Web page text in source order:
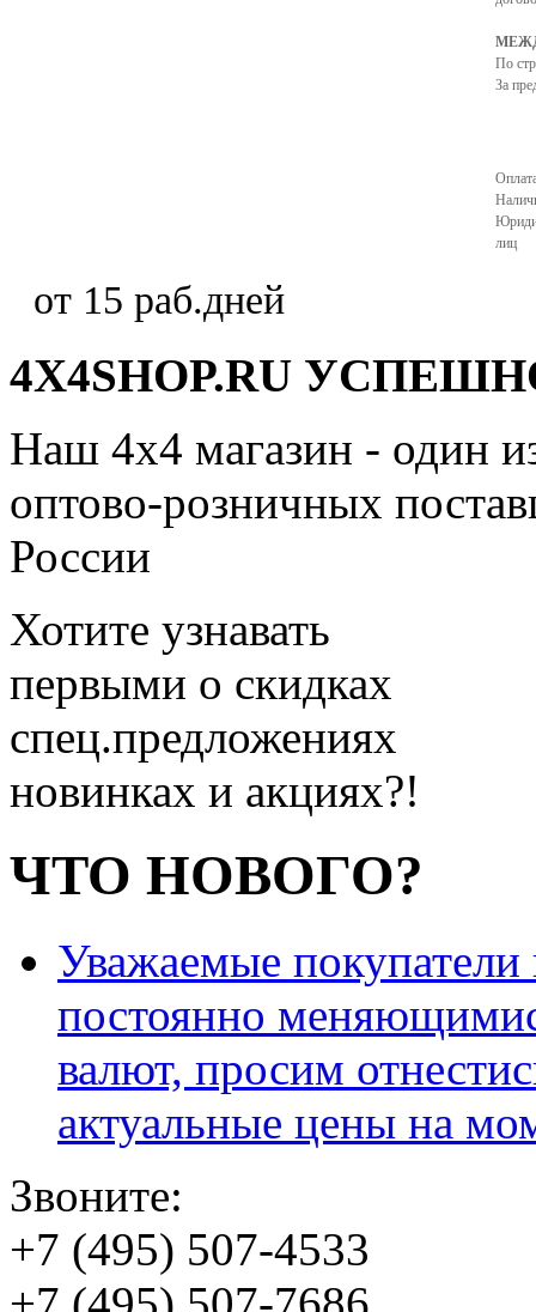
По
За
лиц
от 15 раб.дней
4X4SHOP.RU
Наш 4x4 магазин - один
оптово-розничных
России
Хотите узнавать
первыми о скидках
спец.предложениях
новинках и акциях?!
ЧТО НОВОГО?
Уважаемые
постоянно
валют, просим
актуальные цены на
Звоните:
+7 (495) 507-4533